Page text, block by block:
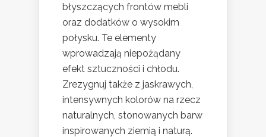
błyszczących frontów mebli
oraz dodatków o wysokim
połysku. Te elementy
wprowadzają niepożądany
efekt sztuczności i chłodu.
Zrezygnuj także z jaskrawych,
intensywnych kolorów na rzecz
naturalnych, stonowanych barw
inspirowanych ziemią i naturą.